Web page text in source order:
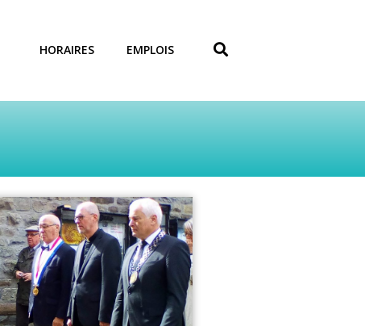
HORAIRES EMPLOIS